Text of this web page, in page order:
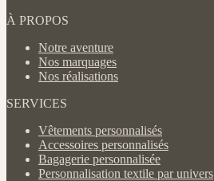
À PROPOS
Notre aventure
Nos marquages
Nos réalisations
SERVICES
Vêtements personnalisés
Accessoires personnalisés
Bagagerie personnalisée
Personnalisation textile par univers